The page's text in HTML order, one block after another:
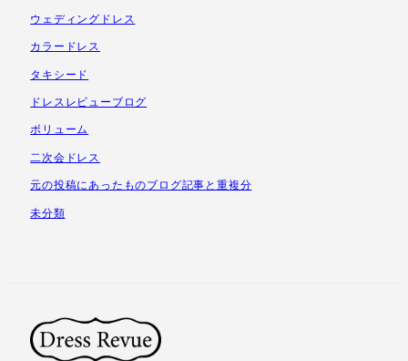
ウェディングドレス
カラードレス
タキシード
ドレスレビューブログ
ボリューム
二次会ドレス
元の投稿にあったものブログ記事と重複分
未分類